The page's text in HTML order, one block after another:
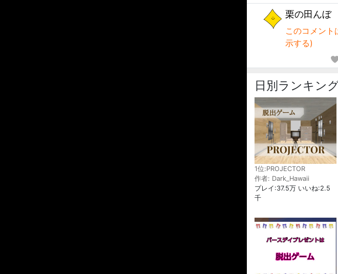
栗の田んぼ
このコメント
示する)
日別ランキン
1位:PROJECTOR
作者: Dark_Hawaii
プレイ:37.5万 いいね:2.5
千